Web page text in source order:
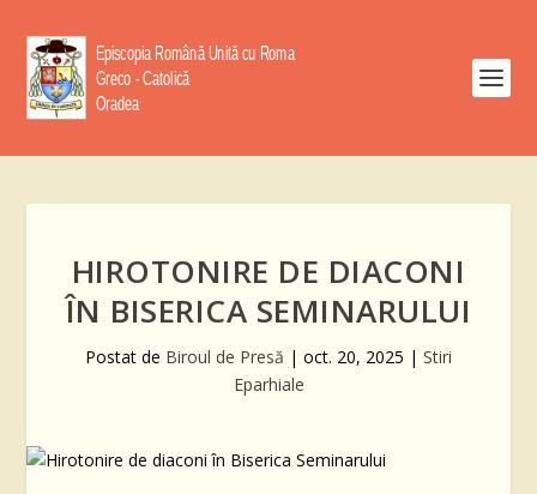
HIROTONIRE DE DIACONI
ÎN BISERICA SEMINARULUI
Postat de Biroul de Presă | oct. 20, 2025 | Stiri
Eparhiale